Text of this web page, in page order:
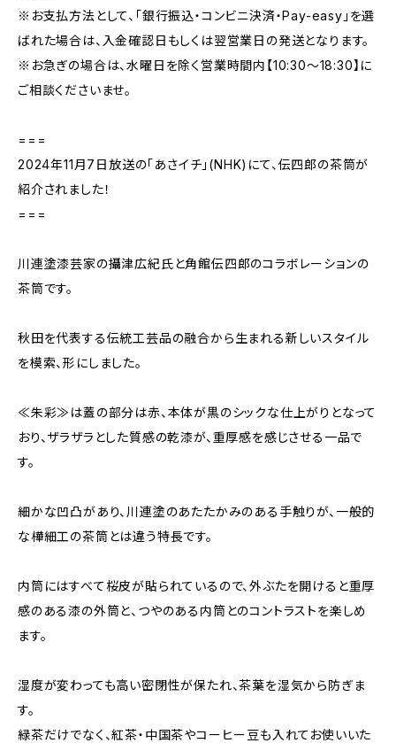
※お支払方法として、「銀行振込・コンビニ決済・Pay-easy」を選
ばれた場合は、入金確認日もしくは翌営業日の発送となります。
※お急ぎの場合は、水曜日を除く営業時間内【10:30～18:30】に
ご相談くださいませ。
===
2024年11月7日放送の「あさイチ」(NHK)にて、伝四郎の茶筒が
紹介されました！
===
川連塗漆芸家の攝津広紀氏と角館伝四郎のコラボレーションの
茶筒です。
秋田を代表する伝統工芸品の融合から生まれる新しいスタイル
を模索、形にしました。
≪朱彩≫は蓋の部分は赤、本体が黒のシックな仕上がりとなって
おり、ザラザラとした質感の乾漆が、重厚感を感じさせる一品で
す。
細かな凹凸があり、川連塗のあたたかみのある手触りが、一般的
な樺細工の茶筒とは違う特長です。
内筒にはすべて桜皮が貼られているので、外ぶたを開けると重厚
感のある漆の外筒と、つやのある内筒とのコントラストを楽しめ
ます。
湿度が変わっても高い密閉性が保たれ、茶葉を湿気から防ぎま
す。
緑茶だけでなく、紅茶・中国茶やコーヒー豆も入れてお使いいた